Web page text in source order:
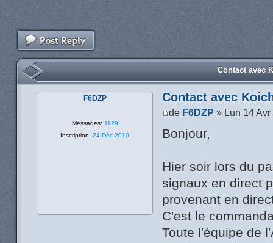
Contact avec
Contact avec
de F6DZP » Lun 14
Bonjour,
Hier soir lors du
signaux en direct
provenant en
C'est le
Toute l'équipe de
F6DZP
Messages: 1129
Inscription: 24 Déc 2010